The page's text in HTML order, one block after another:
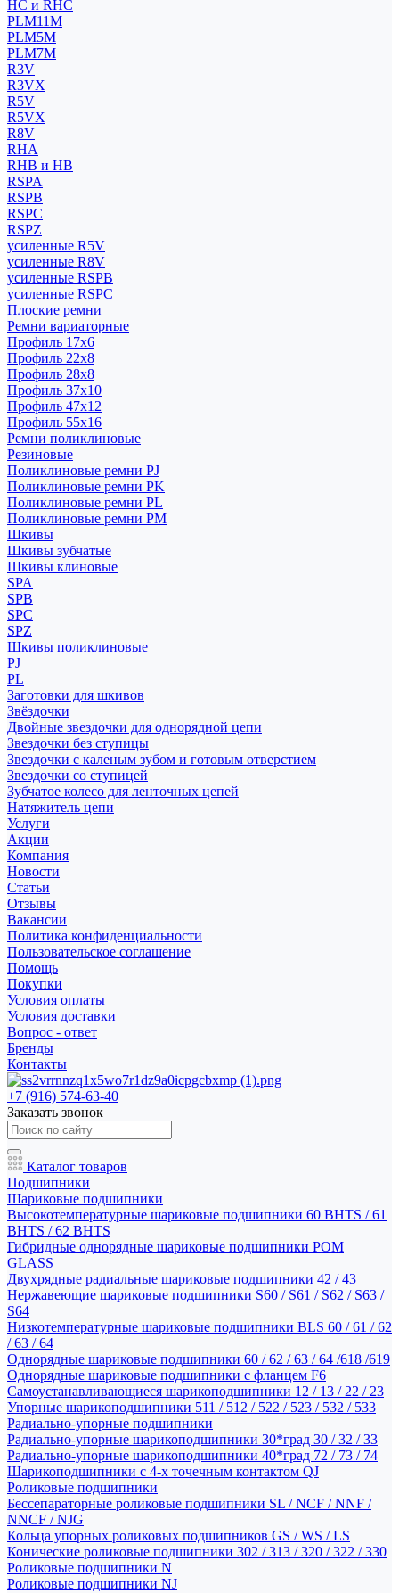
HC и RHC
PLM11M
PLM5M
PLM7M
R3V
R3VX
R5V
R5VX
R8V
RHA
RHB и HB
RSPA
RSPB
RSPC
RSPZ
усиленные R5V
усиленные R8V
усиленные RSPB
усиленные RSPC
Плоские ремни
Ремни вариаторные
Профиль 17x6
Профиль 22x8
Профиль 28x8
Профиль 37x10
Профиль 47x12
Профиль 55x16
Ремни поликлиновые
Резиновые
Поликлиновые ремни PJ
Поликлиновые ремни PK
Поликлиновые ремни PL
Поликлиновые ремни PM
Шкивы
Шкивы зубчатые
Шкивы клиновые
SPA
SPB
SPC
SPZ
Шкивы поликлиновые
PJ
PL
Заготовки для шкивов
Звёздочки
Двойные звездочки для однорядной цепи
Звездочки без ступицы
Звездочки с каленым зубом и готовым отверстием
Звездочки со ступицей
Зубчатое колесо для ленточных цепей
Натяжитель цепи
Услуги
Акции
Компания
Новости
Статьи
Отзывы
Вакансии
Политика конфиденциальности
Пользовательское соглашение
Помощь
Покупки
Условия оплаты
Условия доставки
Вопрос - ответ
Бренды
Контакты
+7 (916) 574-63-40
Заказать звонок
Каталог товаров
Подшипники
Шариковые подшипники
Высокотемпературные шариковые подшипники 60 BHTS / 61
BHTS / 62 BHTS
Гибридные однорядные шариковые подшипники POM
GLASS
Двухрядные радиальные шариковые подшипники 42 / 43
Нержавеющие шариковые подшипники S60 / S61 / S62 / S63 /
S64
Низкотемпературные шариковые подшипники BLS 60 / 61 / 62
/ 63 / 64
Однорядные шариковые подшипники 60 / 62 / 63 / 64 /618 /619
Однорядные шариковые подшипники с фланцем F6
Самоустанавливающиеся шарикоподшипники 12 / 13 / 22 / 23
Упорные шарикоподшипники 511 / 512 / 522 / 523 / 532 / 533
Радиально-упорные подшипники
Радиально-упорные шарикоподшипники 30*град 30 / 32 / 33
Радиально-упорные шарикоподшипники 40*град 72 / 73 / 74
Шарикоподшипники с 4-х точечным контактом QJ
Роликовые подшипники
Бессепараторные роликовые подшипники SL / NCF / NNF /
NNCF / NJG
Кольца упорных роликовых подшипников GS / WS / LS
Конические роликовые подшипники 302 / 313 / 320 / 322 / 330
Роликовые подшипники N
Роликовые подшипники NJ